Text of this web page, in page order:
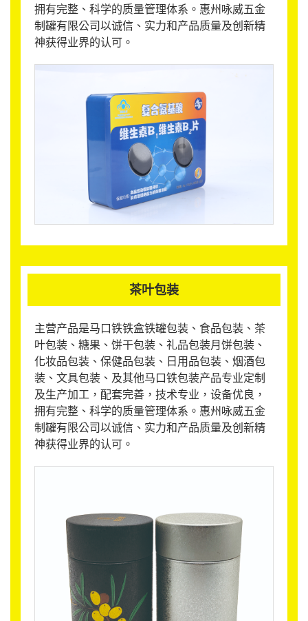
拥有完整、科学的质量管理体系。惠州咏威五金
制罐有限公司以诚信、实力和产品质量及创新精
神获得业界的认可。
茶叶包装
主营产品是马口铁铁盒铁罐包装、食品包装、茶
叶包装、糖果、饼干包装、礼品包装月饼包装、
化妆品包装、保健品包装、日用品包装、烟酒包
装、文具包装、及其他马口铁包装产品专业定制
及生产加工，配套完善，技术专业，设备优良，
拥有完整、科学的质量管理体系。惠州咏威五金
制罐有限公司以诚信、实力和产品质量及创新精
神获得业界的认可。